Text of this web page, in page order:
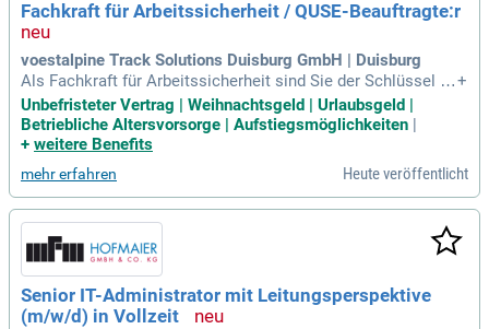
Fachkraft für Arbeitssicherheit / QUSE-Beauftragte:r
voestalpine Track Solutions Duisburg GmbH | Duisburg
Als Fachkraft für Arbeitssicherheit sind Sie der Schlüssel zu
einer sicheren Arbeitsumgebung. Gemäß ASiG und DGUV st
ellen Sie sicher, dass Mitarbeitende an unseren Standorten i
n Duisburg und Königsborn gesund arbeiten können. Sie sin
Gesundheitsschutz. Ihr Hauptziel ist die Vermeidung von Ar
beitsunfällen. Dazu führen Sie Gefährdungsbeurteilungen, Be
gehungen und Unterweisungen durch. Durch die Analyse von
Unfallursachen entwickeln Sie effektive Präventionsmaßnah
men, um die Sicherheit im Unternehmen nachhaltig zu verbe
ssern.
+
Unbefristeter Vertrag | Weihnachtsgeld | Urlaubsgeld |
Betriebliche Altersvorsorge | Aufstiegsmöglichkeiten
+ weitere Benefits
mehr erfahren Heute veröffentlicht
Senior IT-Administrator mit Leitungsperspektive
(m/w/d) in Vollzeit